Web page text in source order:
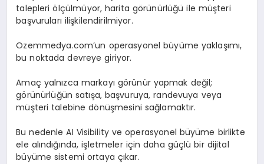
talepleri ölçülmüyor, harita görünürlüğü ile müşteri
başvuruları ilişkilendirilmiyor.
Ozemmedya.com’un operasyonel büyüme yaklaşımı,
bu noktada devreye giriyor.
Amaç yalnızca markayı görünür yapmak değil;
görünürlüğün satışa, başvuruya, randevuya veya
müşteri talebine dönüşmesini sağlamaktır.
Bu nedenle AI Visibility ve operasyonel büyüme birlikte
ele alındığında, işletmeler için daha güçlü bir dijital
büyüme sistemi ortaya çıkar.